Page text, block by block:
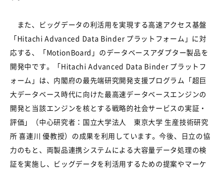
また、ビッグデータの利活用を実現する高速アクセス基盤
「Hitachi Advanced Data Binder プラットフォーム」に対
応する、「MotionBoard」のデータベースアダプター製品を
開発中です。「Hitachi Advanced Data Binder プラットフ
ォーム」は、内閣府の最先端研究開発支援プログラム「超巨
大データベース時代に向けた最高速データベースエンジンの
開発と当該エンジンを核とする戦略的社会サービスの実証・
評価」（中心研究者：国立大学法人 東京大学 生産技術研究
所 喜連川 優教授）の成果を利用しています。今後、日立の協
力のもと、両製品連携システムによる大容量データ処理の検
証を実施し、ビッグデータを利活用するための提案やマーケ